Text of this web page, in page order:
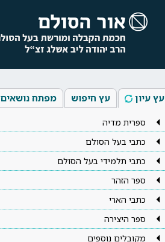
עץ עיון עץ חיפוש מפתח נושאים
ספרית מדיה
כתבי בעל הסולם
כתבי תלמידי בעל הסולם
ספר הזהר
כתבי הארי
ספר היצירה
מקובלים נוספים